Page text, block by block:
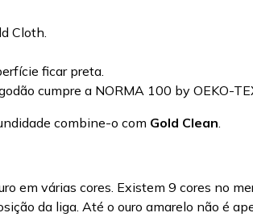
Cloth.
ficar preta.
cumpre a NORMA 100 by OEKO-
combine-o com Gold Clean.
em várias cores. Existem 9 cores no
da liga. Até o ouro amarelo não é